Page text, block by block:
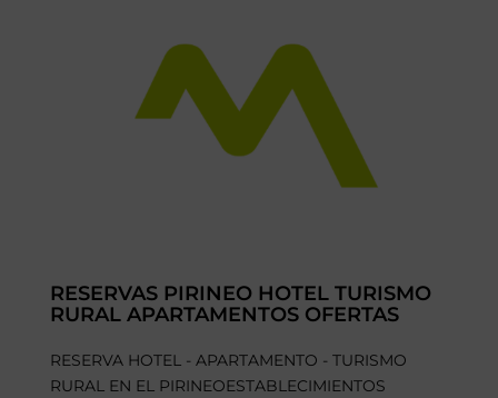
RESERVAS PIRINEO HOTEL TURISMO
RURAL APARTAMENTOS OFERTAS
RESERVA HOTEL - APARTAMENTO - TURISMO
RURAL EN EL PIRINEOESTABLECIMIENTOS